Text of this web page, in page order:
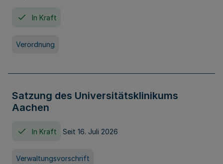
In Kraft
Verordnung
Satzung des Universitätsklinikums
Aachen
In Kraft Seit 16. Juli 2026
Verwaltungsvorschrift